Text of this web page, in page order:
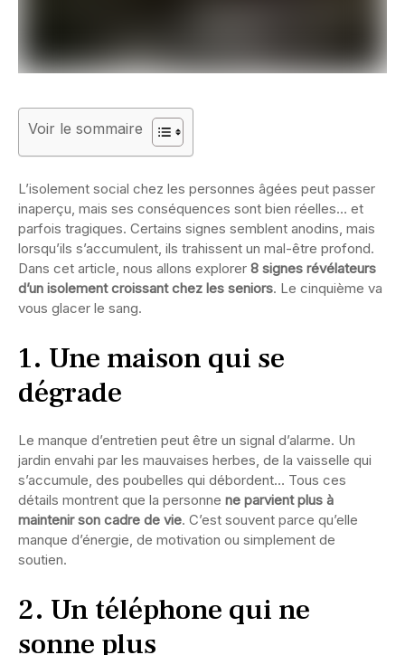
Voir le sommaire
L’isolement social chez les personnes âgées peut passer
inaperçu, mais ses conséquences sont bien réelles… et
parfois tragiques. Certains signes semblent anodins, mais
lorsqu’ils s’accumulent, ils trahissent un mal-être profond.
Dans cet article, nous allons explorer 8 signes révélateurs
d’un isolement croissant chez les seniors. Le cinquième va
vous glacer le sang.
1. Une maison qui se
dégrade
Le manque d’entretien peut être un signal d’alarme. Un
jardin envahi par les mauvaises herbes, de la vaisselle qui
s’accumule, des poubelles qui débordent… Tous ces
détails montrent que la personne ne parvient plus à
maintenir son cadre de vie. C’est souvent parce qu’elle
manque d’énergie, de motivation ou simplement de
soutien.
2. Un téléphone qui ne
sonne plus